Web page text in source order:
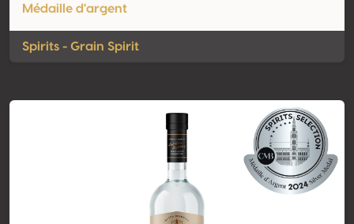
Médaille d'argent
Spirits - Grain Spirit